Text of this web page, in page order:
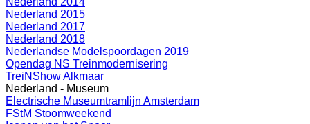
Nederland 2015
Nederland 2017
Nederland 2018
Nederlandse Modelspoordagen 2019
Opendag NS Treinmodernisering
TreiNShow Alkmaar
Nederland - Museum
Electrische Museumtramlijn Amsterdam
FStM Stoomweekend